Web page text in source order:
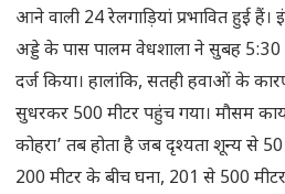
आने वाली 24 रेलगाड़ियां प्रभावित हुई हैं।
अड्डे के पास पालम वेधशाला ने सुबह 5:30
दर्ज किया। हालांकि, सतही हवाओं के
सुधरकर 500 मीटर पहुंच गया। मौसम
कोहरा’ तब होता है जब दृश्यता शून्य से
200 मीटर के बीच घना, 201 से 500